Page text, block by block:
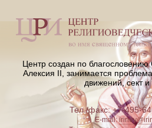
Центр создан по
Алексия II, занимается
движений, сект и
Тел./факс: +7-495-
E-mail: